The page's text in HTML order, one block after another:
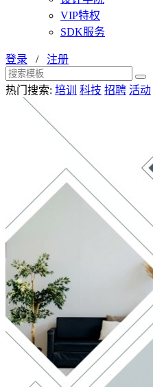
VIP特权
SDK服务
登录 / 注册
热门搜索: 培训 科技 招聘 活动